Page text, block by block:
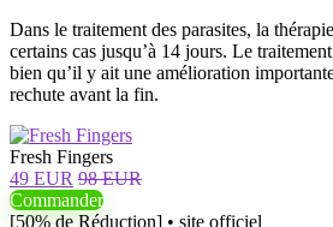
Dans le traitement des parasites, la
certains cas jusqu’à 14 jours. Le
bien qu’il y ait une amélioration
rechute avant la fin.
Fresh Fingers
49 EUR 98 EUR
Commander
[50% de Réduction] • site officiel